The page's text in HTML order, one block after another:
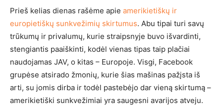
Prieš kelias dienas rašėme apie amerikietiškų ir
europietiškų sunkvežimių skirtumus. Abu tipai turi savų
trūkumų ir privalumų, kurie straipsnyje buvo išvardinti,
stengiantis paaiškinti, kodėl vienas tipas taip plačiai
naudojamas JAV, o kitas – Europoje. Visgi, Facebook
grupėse atsirado žmonių, kurie šias mašinas pažįsta iš
arti, su jomis dirba ir todėl pastebėjo dar vieną skirtumą –
amerikietiški sunkvežimiai yra saugesni avarijos atveju.